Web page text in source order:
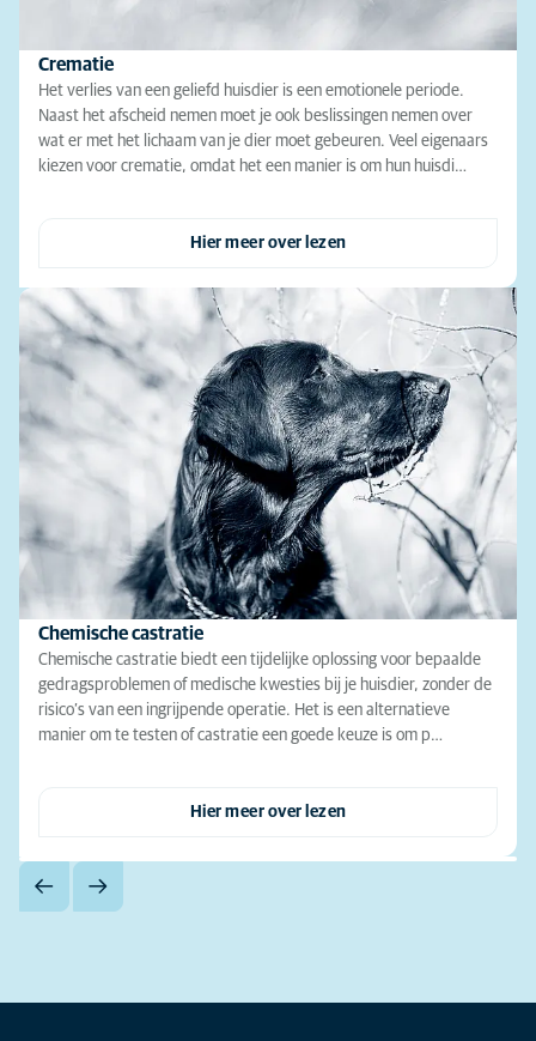
Crematie
Het verlies van een geliefd huisdier is een emotionele periode.
Naast het afscheid nemen moet je ook beslissingen nemen over
wat er met het lichaam van je dier moet gebeuren. Veel eigenaars
kiezen voor crematie, omdat het een manier is om hun huisdi…
Hier meer over lezen
Chemische castratie
Chemische castratie biedt een tijdelijke oplossing voor bepaalde
gedragsproblemen of medische kwesties bij je huisdier, zonder de
risico’s van een ingrijpende operatie. Het is een alternatieve
manier om te testen of castratie een goede keuze is om p…
Hier meer over lezen